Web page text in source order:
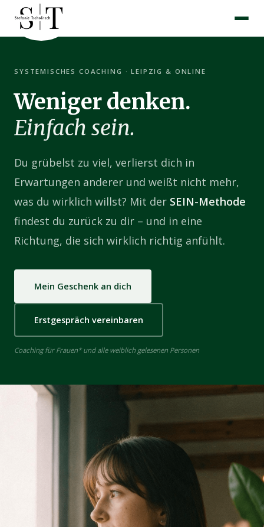
SYSTEMISCHES COACHING · LEIPZIG & ONLINE
Weniger denken.
Einfach sein.
Du grübelst zu viel, verlierst dich in
Erwartungen anderer und weißt nicht mehr,
was du wirklich willst? Mit der SEIN-Methode
findest du zurück zu dir – und in eine
Richtung, die sich wirklich richtig anfühlt.
Mein Geschenk an dich
Erstgespräch vereinbaren
Coaching für Frauen* und alle weiblich gelesenen Personen